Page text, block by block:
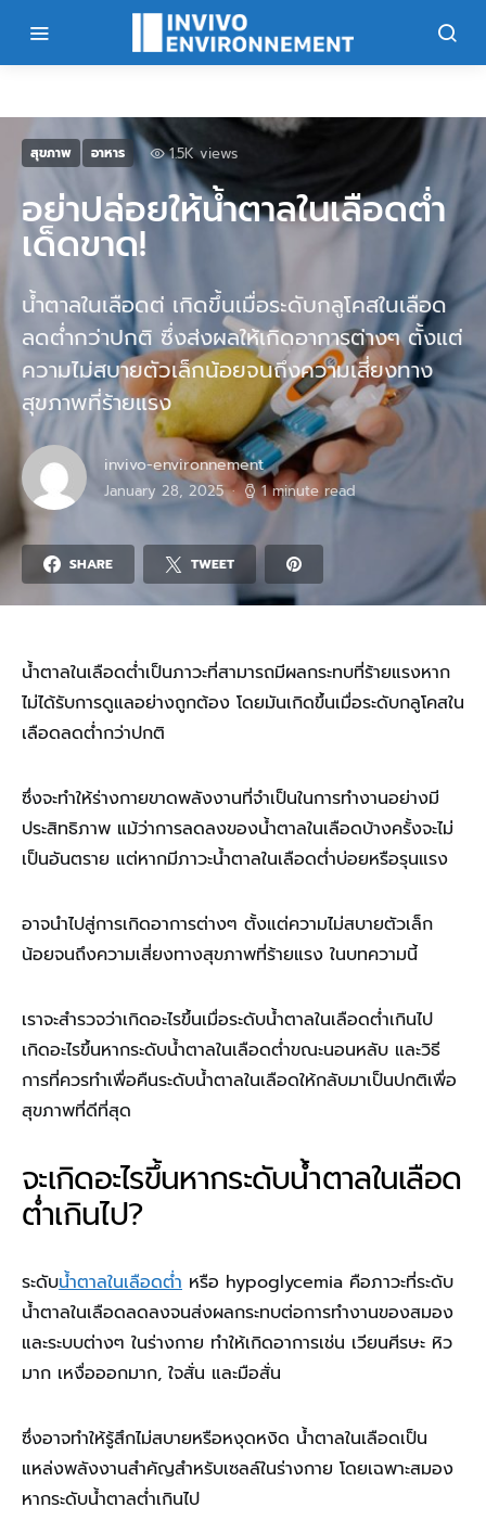
สุขภาพ อาหาร 1.5K views
อย่าปล่อยให้น้ำตาลในเลือดต่ำ
เด็ดขาด!
น้ำตาลในเลือดต่ เกิดขึ้นเมื่อระดับกลูโคสในเลือด
ลดต่ำกว่าปกติ ซึ่งส่งผลให้เกิดอาการต่างๆ ตั้งแต่
ความไม่สบายตัวเล็กน้อยจนถึงความเสี่ยงทาง
สุขภาพที่ร้ายแรง
invivo-environnement
January 28, 2025 1 minute read
SHARE TWEET
น้ำตาลในเลือดต่ำเป็นภาวะที่สามารถมีผลกระทบที่ร้ายแรงหาก
ไม่ได้รับการดูแลอย่างถูกต้อง โดยมันเกิดขึ้นเมื่อระดับกลูโคสใน
เลือดลดต่ำกว่าปกติ
ซึ่งจะทำให้ร่างกายขาดพลังงานที่จำเป็นในการทำงานอย่างมี
ประสิทธิภาพ แม้ว่าการลดลงของน้ำตาลในเลือดบ้างครั้งจะไม่
เป็นอันตราย แต่หากมีภาวะน้ำตาลในเลือดต่ำบ่อยหรือรุนแรง
อาจนำไปสู่การเกิดอาการต่างๆ ตั้งแต่ความไม่สบายตัวเล็ก
น้อยจนถึงความเสี่ยงทางสุขภาพที่ร้ายแรง ในบทความนี้
เราจะสำรวจว่าเกิดอะไรขึ้นเมื่อระดับน้ำตาลในเลือดต่ำเกินไป
เกิดอะไรขึ้นหากระดับน้ำตาลในเลือดต่ำขณะนอนหลับ และวิธี
การที่ควรทำเพื่อคืนระดับน้ำตาลในเลือดให้กลับมาเป็นปกติเพื่อ
สุขภาพที่ดีที่สุด
จะเกิดอะไรขึ้นหากระดับน้ำตาลในเลือด
ต่ำเกินไป?
ระดับน้ำตาลในเลือดต่ำ หรือ hypoglycemia คือภาวะที่ระดับ
น้ำตาลในเลือดลดลงจนส่งผลกระทบต่อการทำงานของสมอง
และระบบต่างๆ ในร่างกาย ทำให้เกิดอาการเช่น เวียนศีรษะ หิว
มาก เหงื่อออกมาก, ใจสั่น และมือสั่น
ซึ่งอาจทำให้รู้สึกไม่สบายหรือหงุดหงิด น้ำตาลในเลือดเป็น
แหล่งพลังงานสำคัญสำหรับเซลล์ในร่างกาย โดยเฉพาะสมอง
หากระดับน้ำตาลต่ำเกินไป